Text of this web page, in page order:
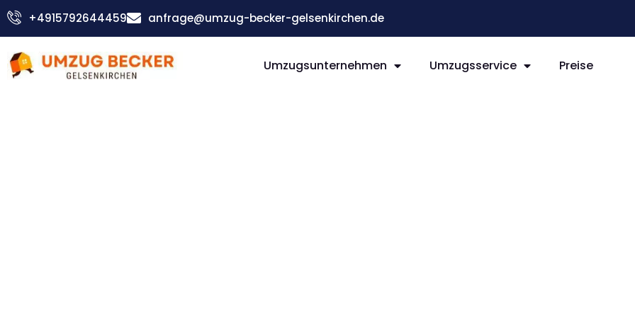
Zum
Inhalt
+4915792644459 anfrage@umzug-becker-gelsenkirchen.de
Umzugsunternehmen Umzugsservice Preise